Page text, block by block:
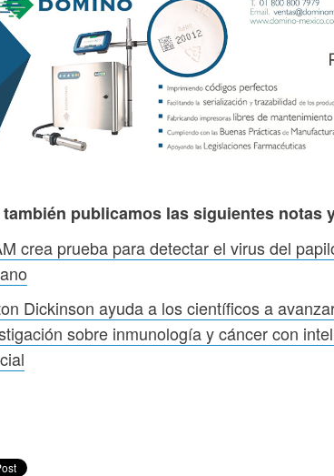
también publicamos las siguientes notas
crea prueba para detectar el virus del
Dickinson ayuda a los científicos a
sobre inmunología y cáncer con